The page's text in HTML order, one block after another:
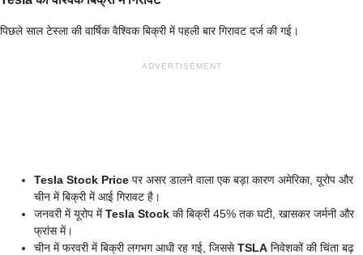
पिछले साल टेस्ला की वार्षिक वैश्विक बिक्री में पहली बार गिरावट दर्ज की गई।
ADVERTISEMENT
Tesla Stock Price पर असर डालने वाला एक बड़ा कारण अमेरिका, यूरोप और
चीन में बिक्री में आई गिरावट है।
जनवरी में यूरोप मेंTesla Stock की बिक्री 45% तक घटी, खासकर जर्मनी और
फ्रांस में।
चीन में फरवरी में बिक्री लगभग आधी रह गई, जिससेTSLA निवेशकों की चिंता बढ़